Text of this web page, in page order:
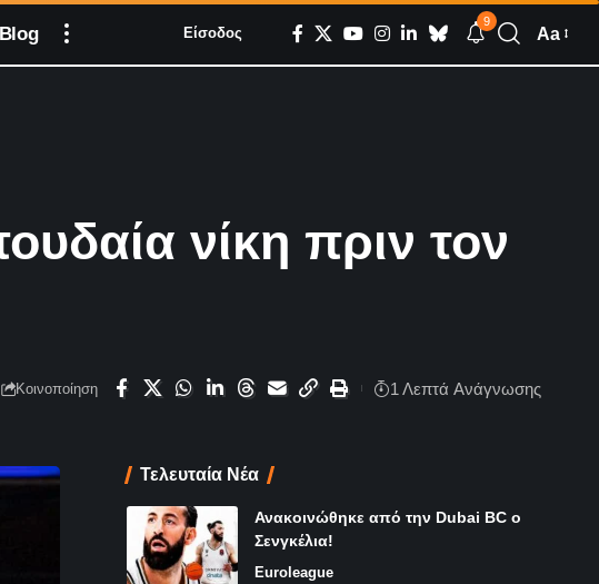
Blog Είσοδος
9
Aa
νίκη πριν τον
Κοινοποίηση 1 Λεπτά Aνάγνωσης
Τελευταία Νέα
Ανακοινώθηκε από την Dubai BC ο
Σενγκέλια!
Euroleague